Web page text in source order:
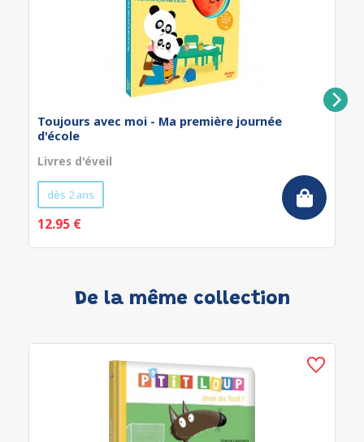
Toujours avec moi - Ma première journée
d'école
Livres d'éveil
dès 2 ans
12.95 €
De la même collection